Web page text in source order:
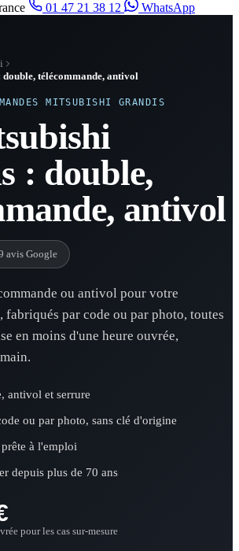
01 47 21 38 12 WhatsApp
télécommande, antivol
MITSUBISHI GRANDIS
: double,
antivol
avis Google
ou antivol pour votre
par code ou par photo, toutes
en moins d'une heure ouvrée,
antivol et serrure
ou par photo, sans clé d'origine
à l'emploi
depuis plus de 70 ans
pour les cas sur-mesure